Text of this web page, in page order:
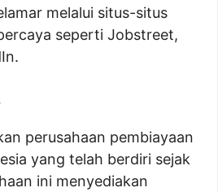
melalui situs-situs
seperti Jobstreet,
perusahaan pembiayaan
yang telah berdiri sejak
ini menyediakan